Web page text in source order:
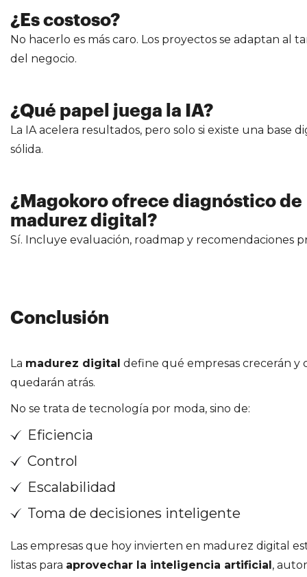
¿Es costoso?
No hacerlo es más caro. Los proyectos se adaptan al
del negocio.
¿Qué papel juega la IA?
La IA acelera resultados, pero solo si existe una base
sólida.
¿Magokoro ofrece diagnóstico de
madurez digital?
Sí. Incluye evaluación, roadmap y recomendaciones
Conclusión
La madurez digital define qué empresas crecerán y
quedarán atrás.
No se trata de tecnología por moda, sino de:
Eficiencia
Control
Escalabilidad
Toma de decisiones inteligente
Las empresas que hoy invierten en madurez digital
listas para aprovechar la inteligencia artificial ,